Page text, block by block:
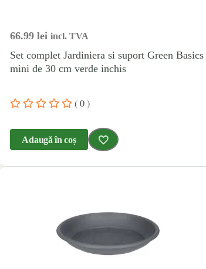
66.99lei incl. TVA
Set complet Jardiniera si suport Green Basics
mini de 30 cm verde inchis
( 0 )
Adaugă în coș